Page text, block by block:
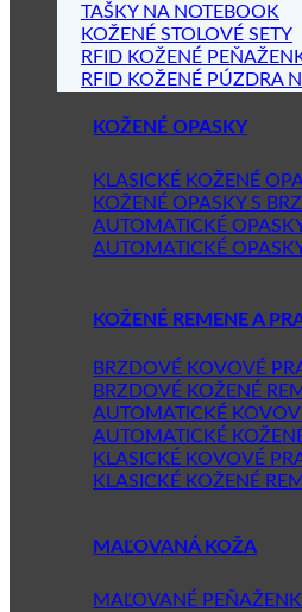
TAŠKY NA NOTEBOOK
KOŽENÉ STOLOVÉ SETY
RFID KOŽENÉ
RFID KOŽENÉ PÚZDRA
KOŽENÉ OPASKY
KLASICKÉ KOŽENÉ
KOŽENÉ OPASKY S
AUTOMATICKÉ
AUTOMATICKÉ
KOŽENÉ REMENE A
BRZDOVÉ KOVOVÉ
BRZDOVÉ KOŽENÉ
AUTOMATICKÉ
AUTOMATICKÉ
KLASICKÉ KOVOVÉ
KLASICKÉ KOŽENÉ
MAĽOVANÁ KOŽA
MAĽOVANÉ